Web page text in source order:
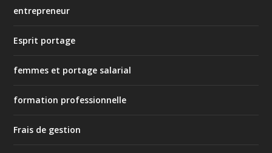
entrepreneur
Esprit portage
femmes et portage salarial
formation professionnelle
Frais de gestion